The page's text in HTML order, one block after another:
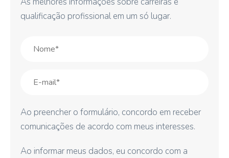
qualificação profissional em um só lugar.
Ao preencher o formulário, concordo em receber
comunicações de acordo com meus interesses.
Ao informar meus dados, eu concordo com a